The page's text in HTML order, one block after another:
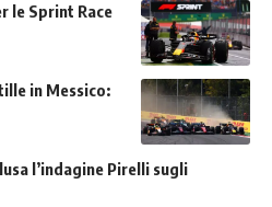
le Sprint Race
in Messico:
l’indagine Pirelli sugli